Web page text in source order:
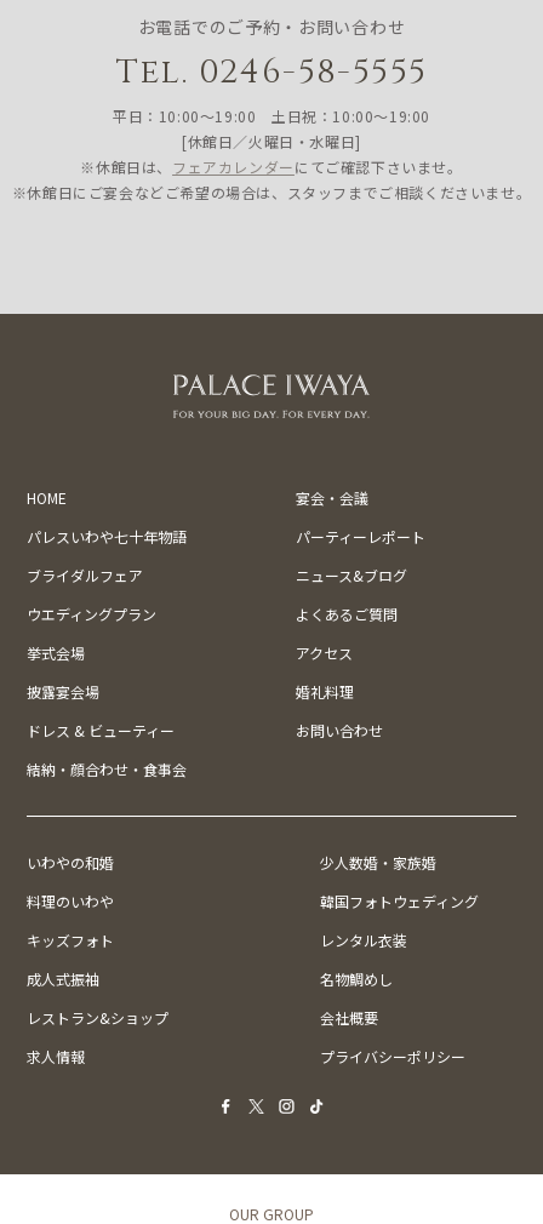
お電話でのご予約・お問い合わせ
Tel. 0246-58-5555
平日：10:00〜19:00 土日祝：10:00〜19:00
[休館日／火曜日・水曜日]
※休館日は、 フェアカレンダーにてご確認下さいませ。
※休館日にご宴会などご希望の場合は、スタッフまでご相談くださいませ。
HOME
宴会・会議
パレスいわや七十年物語
パーティーレポート
ブライダルフェア
ニュース&ブログ
ウエディングプラン
よくあるご質問
挙式会場
アクセス
披露宴会場
婚礼料理
ドレス & ビューティー
お問い合わせ
結納・顔合わせ・食事会
いわやの和婚
少人数婚・家族婚
料理のいわや
韓国フォトウェディング
キッズフォト
レンタル衣装
成人式振袖
名物鯛めし
レストラン&ショップ
会社概要
求人情報
プライバシーポリシー
OUR GROUP